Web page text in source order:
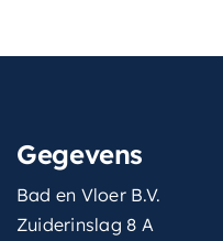
Gegevens
Bad en Vloer B.V.
Zuiderinslag 8 A